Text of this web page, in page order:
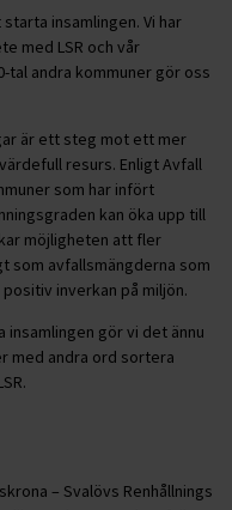
insamlingen. Vi har
med LSR och vår
andra kommuner gör oss
är ett steg mot ett mer
resurs. Enligt Avfall
som har infört
kan öka upp till
möjligheten att fler
som avfallsmängderna som
inverkan på miljön.
gör vi det ännu
med andra ord sortera
– Svalövs Renhållnings